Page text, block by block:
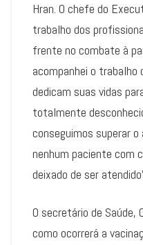
Hran. O chefe do
trabalho dos
frente no combate à
acompanhei o
dedicam suas vidas
totalmente
conseguimos superar
nenhum paciente com
deixado de ser
O secretário de Saúde,
como ocorrerá a